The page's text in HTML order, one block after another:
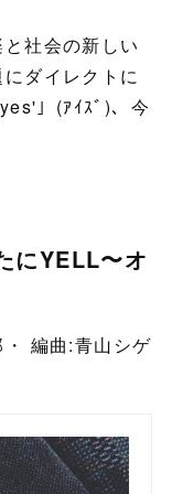
社会の新しい
ダイレクトに
」(ｱｲｽﾞ)、今
にYELL〜オ
編曲:青山シゲ